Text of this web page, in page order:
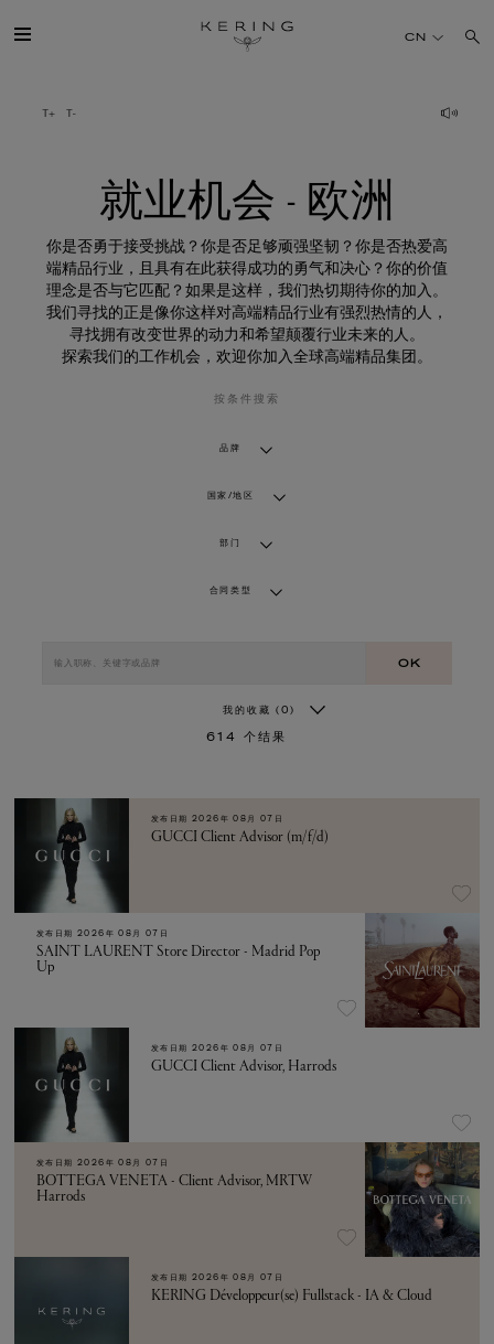
业
机
可持续发展
FINANCE
加入我们
CN
就业机会 - 欧洲
你是否勇于接受挑战？你是否足够顽强坚韧？你是否热爱高
端精品行业，且具有在此获得成功的勇气和决心？你的价值
理念是否与它匹配？如果是这样，我们热切期待你的加入。
我们寻找的正是像你这样对高端精品行业有强烈热情的人，
寻找拥有改变世界的动力和希望颠覆行业未来的人。
探索我们的工作机会，欢迎你加入全球高端精品集团。
按条件搜索
品牌
国家/地区
部门
合同类型
OK
我的收藏 (0)
614 个结果
发布日期 2026年 08月 07日
GUCCI Client Advisor (m/f/d)
发布日期 2026年 08月 07日
SAINT LAURENT Store Director - Madrid Pop
Up
发布日期 2026年 08月 07日
GUCCI Client Advisor, Harrods
发布日期 2026年 08月 07日
BOTTEGA VENETA - Client Advisor, MRTW
Harrods
发布日期 2026年 08月 07日
KERING Développeur(se) Fullstack - IA & Cloud